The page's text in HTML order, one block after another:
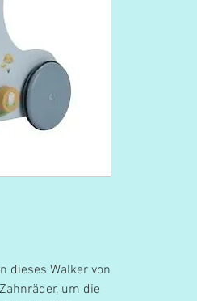
dieses Walker von
um die